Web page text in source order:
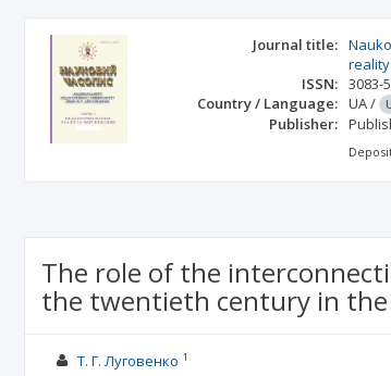
Journal title:
ISSN: 3083-
Country / Language: UA/
Publisher:
The role of the
the twentieth century in
Т. Г. Луговенко 1